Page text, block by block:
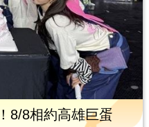
8/8相約高雄巨蛋